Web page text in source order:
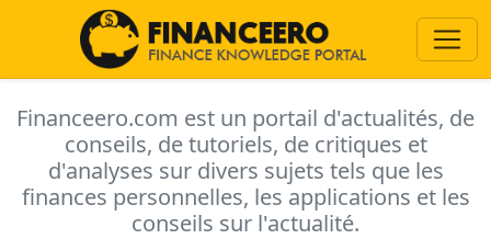
Financeero.com est un portail d'actualités, de
conseils, de tutoriels, de critiques et
d'analyses sur divers sujets tels que les
finances personnelles, les applications et les
conseils sur l'actualité.